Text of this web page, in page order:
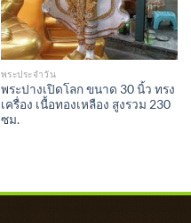
พระประจำวัน
พระปางเปิดโลก ขนาด 30 นิ้ว ทรง
เครื่อง เนื้อทองเหลือง สูงรวม 230
ซม.